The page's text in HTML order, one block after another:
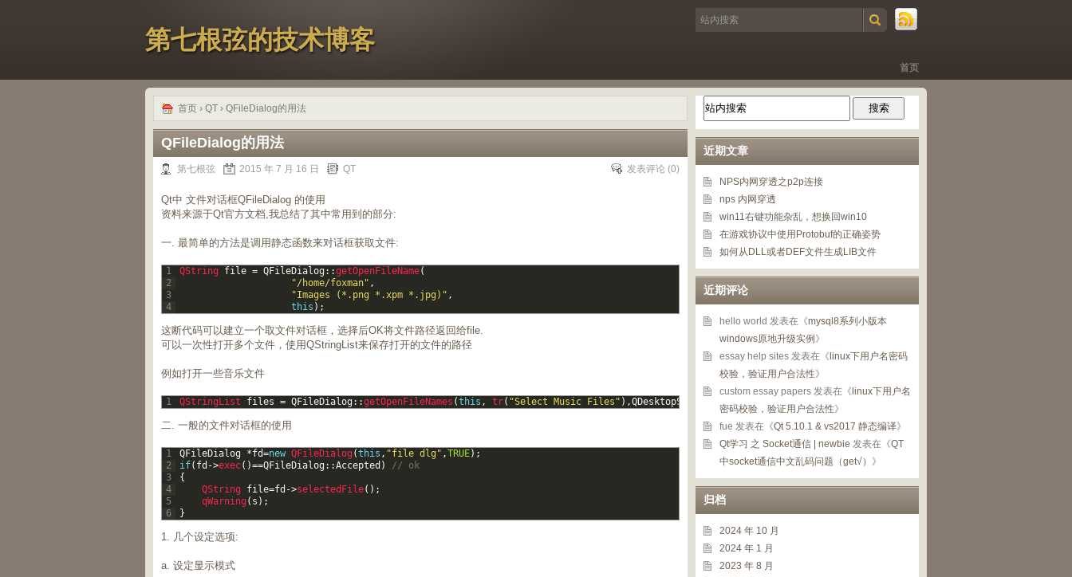
第七根弦的技术博客
首页
首页 › QT › QFileDialog的用法
QFileDialog的用法
第七根弦 2015 年 7 月 16 日 QT 发表评论 (0)
Qt中 文件对话框QFileDialog 的使用
资料来源于Qt官方文档,我总结了其中常用到的部分:
一. 最简单的方法是调用静态函数来对话框获取文件:
1
2
3
4
QString file = QFileDialog ::getOpenFileName(
"/home/foxman" ,
"Images (*.png *.xpm *.jpg)" ,
this ) ;
这断代码可以建立一个取文件对话框，选择后OK将文件路径返回给file.
可以一次性打开多个文件，使用QStringList来保存打开的文件的路径
例如打开一些音乐文件
1 QStringList files = QFileDialog ::getOpenFileNames (this , tr( "Select Music Files" ) ,QDesktopServices :: storageLocation ( QDesktopServices
二. 一般的文件对话框的使用
1
2
3
4
5
6
QFileDialog *fd=new QFileDialog (this , "file dlg" ,TRUE) ;
if( fd ->exec( )==QFileDialog ::Accepted )
// ok
{
QString file=fd ->selectedFile( ) ;
qWarning ( s ) ;
}
1. 几个设定选项:
a. 设定显示模式
近期文章
NPS内网穿透之p2p连接
nps 内网穿透
win11右键功能杂乱，想换回win10
在游戏协议中使用Protobuf的正确姿势
如何从DLL或者DEF文件生成LIB文件
近期评论
hello world 发表在《mysql8系列小版本
windows原地升级实例 》
essay help sites 发表在《 linux下用户名密码
校验，验证用户合法性》
custom essay papers 发表在《 linux下用户名
密码校验，验证用户合法性》
fue 发表在《Qt 5.10.1 & vs2017 静态编译》
Qt学习 之 Socket通信 | newbie 发表在《QT
中socket通信中文乱码问题（get√） 》
归档
2024 年 10 月
2024 年 1 月
2023 年 8 月